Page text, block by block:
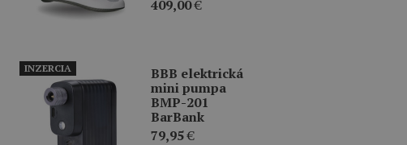
409,00€
BBB elektrická
mini pumpa
BMP-201
BarBank
79,95€
INZERCIA